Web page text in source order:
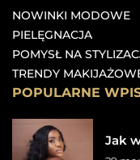
NOWINKI MODOWE
PIELĘGNACJA
POMYSŁ NA
TRENDY
POPULARNE
Jak